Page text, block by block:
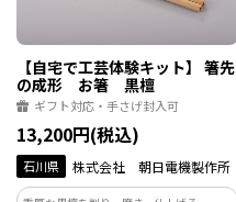
【自宅で工芸体験キット】 箸先
の成形 お箸 黒檀
ギフト対応・手さげ封入可
13,200円(税込)
石川県 株式会社 朝日電機製作所